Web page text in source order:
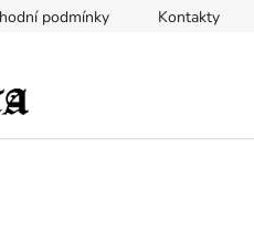
podmínky Kontakty